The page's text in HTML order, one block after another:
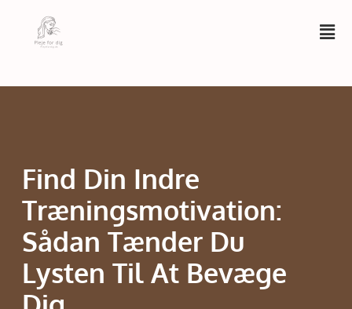
Find Din Indre
Træningsmotivation:
Sådan Tænder Du
Lysten Til At Bevæge